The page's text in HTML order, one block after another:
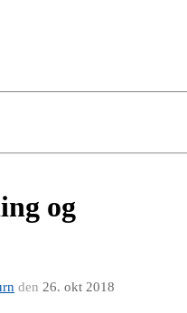
og
den 26. okt 2018